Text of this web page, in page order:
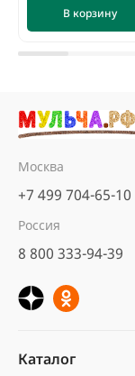
В корзину
Кора сосны
5 6 отзывов
560 ₽
Москва
+7 499 704-65-10
Россия
8 800 333-94-39
Каталог